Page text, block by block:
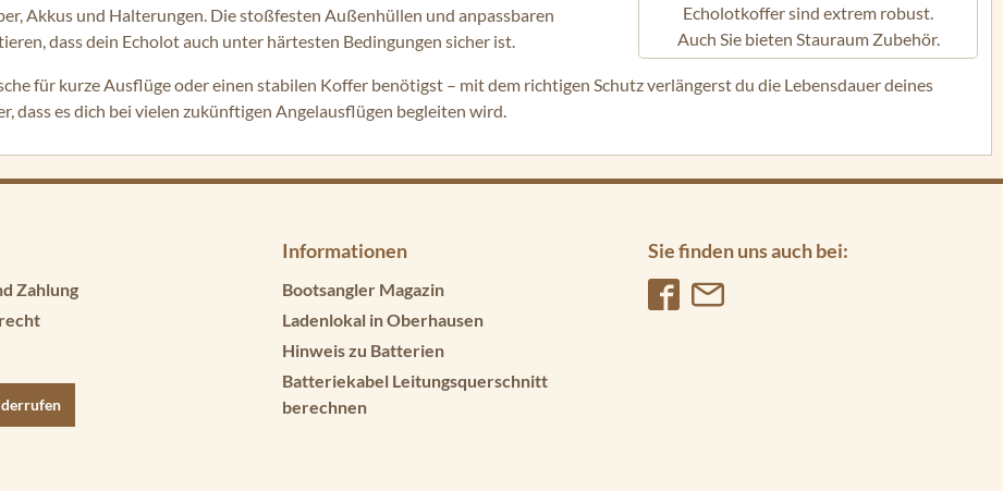
Echolotkoffer sind extrem robust.
Auch Sie bieten Stauraum Zubehör.
Akkus und Halterungen. Die stoßfesten Außenhüllen und anpassbaren
dass dein Echolot auch unter härtesten Bedingungen sicher ist.
für kurze Ausflüge oder einen stabilen Koffer benötigst – mit dem richtigen Schutz verlängerst du die Lebensdauer deines
dass es dich bei vielen zukünftigen Angelausflügen begleiten wird.
Zahlung
Informationen
Bootsangler Magazin
Ladenlokal in Oberhausen
Hinweis zu Batterien
Batteriekabel Leitungsquerschnitt
berechnen
Sie finden uns auch bei: